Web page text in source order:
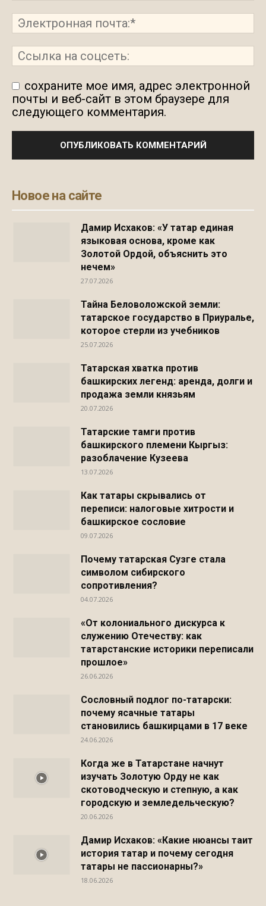
сохраните мое имя, адрес электронной
почты и веб-сайт в этом браузере для
следующего комментария.
Новое на сайте
Дамир Исхаков: «У татар единая
языковая основа, кроме как
Золотой Ордой, объяснить это
нечем»
27.07.2026
Тайна Беловоложской земли:
татарское государство в Приуралье,
которое стерли из учебников
25.07.2026
Татарская хватка против
башкирских легенд: аренда, долги и
продажа земли князьям
20.07.2026
Татарские тамги против
башкирского племени Кыргыз:
разоблачение Кузеева
13.07.2026
Как татары скрывались от
переписи: налоговые хитрости и
башкирское сословие
09.07.2026
Почему татарская Сузге стала
символом сибирского
сопротивления?
04.07.2026
«От колониального дискурса к
служению Отечеству: как
татарстанские историки переписали
прошлое»
26.06.2026
Сословный подлог по-татарски:
почему ясачные татары
становились башкирцами в 17 веке
24.06.2026
Когда же в Татарстане начнут
изучать Золотую Орду не как
скотоводческую и степную, а как
городскую и земледельческую?
20.06.2026
Дамир Исхаков: «Какие нюансы таит
история татар и почему сегодня
татары не пассионарны?»
18.06.2026